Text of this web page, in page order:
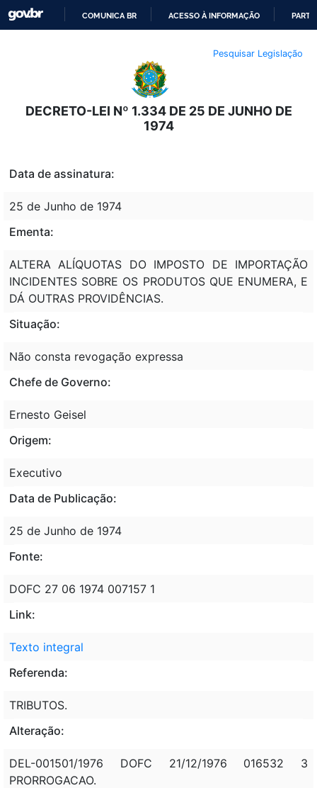
O
CONTEÚDO
COMUNICA BR ACESSO À INFORMAÇÃO
Pesquisar Legislação
DECRETO-LEI Nº 1.334 DE 25 DE JUNHO DE
1974
Data de assinatura:
25 de Junho de 1974
Ementa:
ALTERA ALÍQUOTAS DO IMPOSTO DE IMPORTAÇÃO
INCIDENTES SOBRE OS PRODUTOS QUE ENUMERA, E
DÁ OUTRAS PROVIDÊNCIAS.
Situação:
Não consta revogação expressa
Chefe de Governo:
Ernesto Geisel
Origem:
Executivo
Data de Publicação:
25 de Junho de 1974
Fonte:
DOFC 27 06 1974 007157 1
Link:
Texto integral
Referenda:
TRIBUTOS.
Alteração:
DEL-001501/1976 DOFC 21/12/1976 016532 3
PRORROGACAO.